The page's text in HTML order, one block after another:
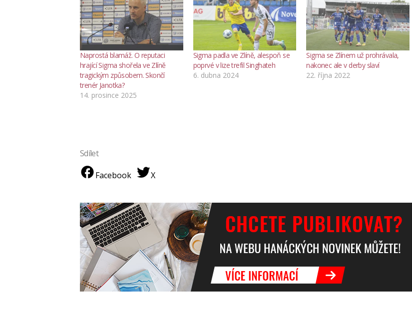
Naprostá blamáž. O reputaci
hrající Sigma shořela ve Zlíně
tragickým způsobem. Skončí
trenér Janotka?
14. prosince 2025
Sigma padla ve Zlíně, alespoň se
poprvé v lize trefil Singhateh
6. dubna 2024
Sigma se Zlínem už prohrávala,
nakonec ale v derby slaví
22. října 2022
Sdílet
Facebook
X